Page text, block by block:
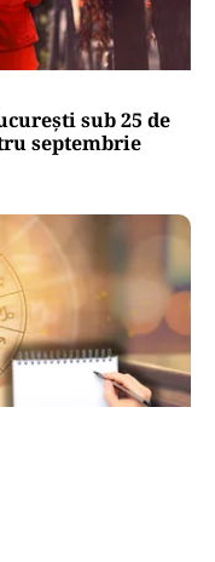
sub 25 de
septembrie